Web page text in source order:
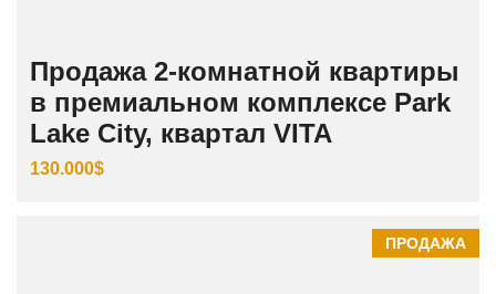
Продажа 2-комнатной квартиры
в премиальном комплексе Park
Lake City, квартал VITA
130.000$
ПРОДАЖА